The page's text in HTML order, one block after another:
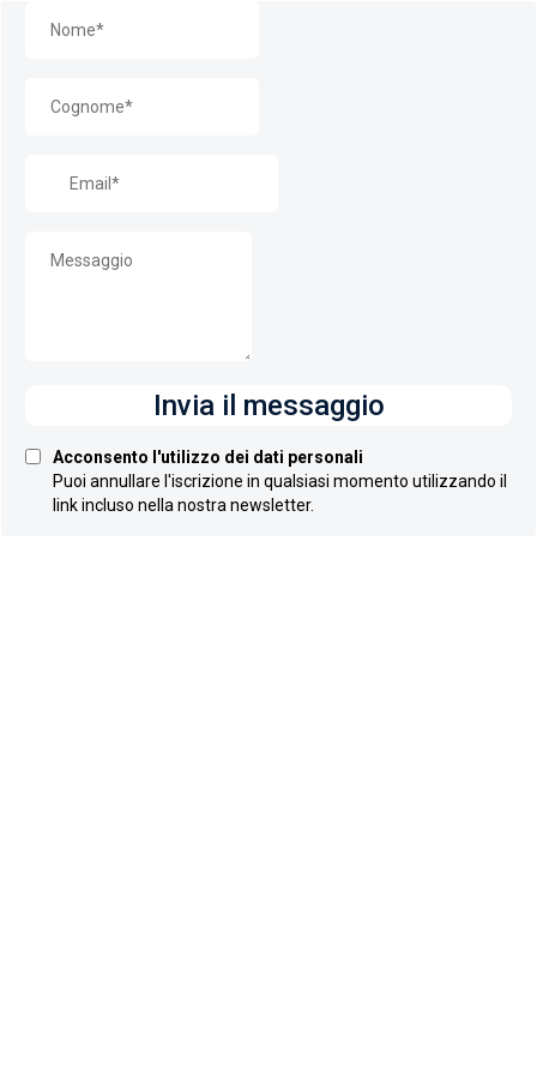
Invia il messaggio
Acconsento l'utilizzo dei dati personali
Puoi annullare l'iscrizione in qualsiasi momento utilizzando il
link incluso nella nostra newsletter.